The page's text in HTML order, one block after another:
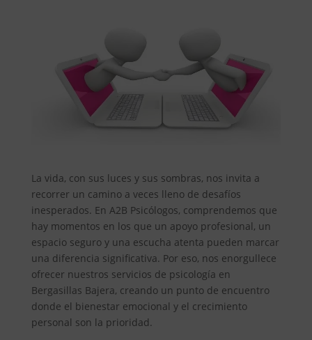
La vida, con sus luces y sus sombras, nos invita a
recorrer un camino a veces lleno de desafíos
inesperados. En A2B Psicólogos, comprendemos que
hay momentos en los que un apoyo profesional, un
espacio seguro y una escucha atenta pueden marcar
una diferencia significativa. Por eso, nos enorgullece
ofrecer nuestros servicios de psicología en
Bergasillas Bajera, creando un punto de encuentro
donde el bienestar emocional y el crecimiento
personal son la prioridad.